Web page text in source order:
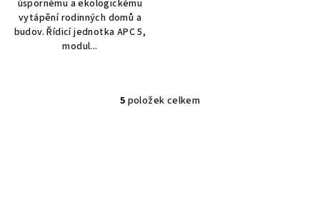
úspornému a ekologickému
vytápění rodinných domů a
budov. Řídicí jednotka APC 5,
modul...
O
5 položek celkem